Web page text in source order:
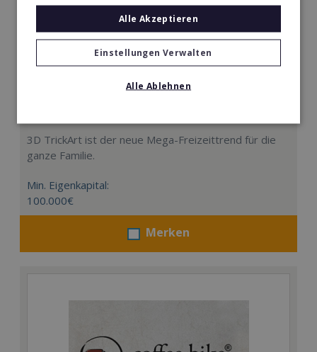
3D TrickArt ist der neue Mega-Freizeittrend für die
ganze Familie.
Min. Eigenkapital:
100.000€
Merken
Alle Akzeptieren
Einstellungen Verwalten
Alle Ablehnen